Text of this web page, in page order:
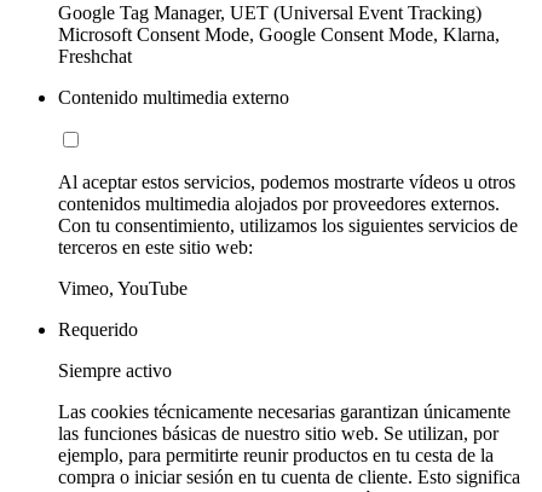
Google Tag Manager, UET (Universal Event Tracking)
Microsoft Consent Mode, Google Consent Mode, Klarna,
Freshchat
Contenido multimedia externo
Al aceptar estos servicios, podemos mostrarte vídeos u otros
contenidos multimedia alojados por proveedores externos.
Con tu consentimiento, utilizamos los siguientes servicios de
terceros en este sitio web:
Vimeo, YouTube
Requerido
Siempre activo
Las cookies técnicamente necesarias garantizan únicamente
las funciones básicas de nuestro sitio web. Se utilizan, por
ejemplo, para permitirte reunir productos en tu cesta de la
compra o iniciar sesión en tu cuenta de cliente. Esto significa